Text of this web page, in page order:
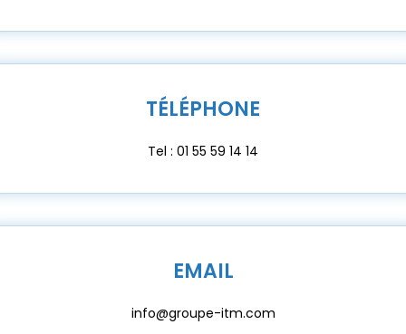
TÉLÉPHONE
Tel : 01 55 59 14 14
EMAIL
info@groupe-itm.com